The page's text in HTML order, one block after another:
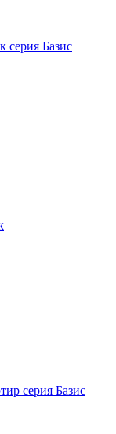
серия Базис
серия Базис